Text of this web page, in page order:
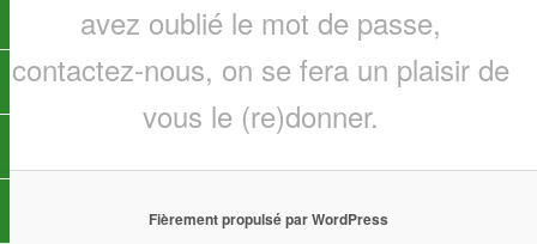
avez oublié le mot de passe,
contactez-nous, on se fera un plaisir de
vous le (re)donner.
Fièrement propulsé par WordPress